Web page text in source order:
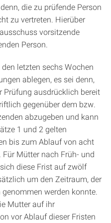
die zu prüfende Person
zu vertreten. Hierüber
vorsitzende
Person.
letzten sechs Wochen
ablegen, es sei denn,
Prüfung ausdrücklich bereit
gegenüber dem bzw.
abzugeben und kann
1 und 2 gelten
bis zum Ablauf von acht
Mütter nach Früh- und
diese Frist auf zwölf
um den Zeitraum, der
werden konnte.
Mutter auf ihr
vor Ablauf dieser Fristen